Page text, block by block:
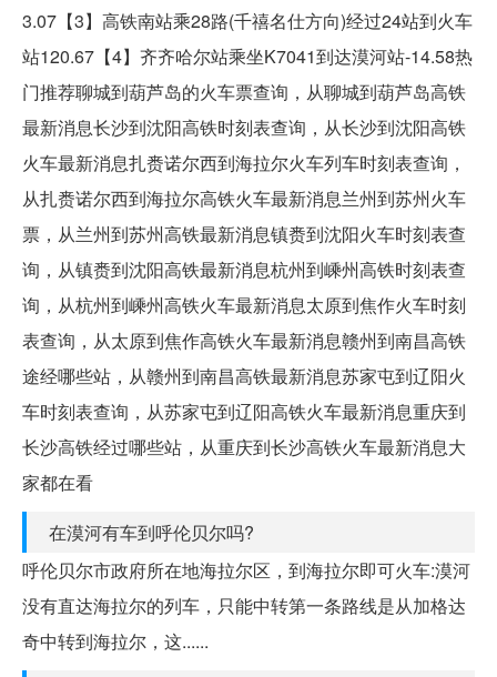
3.07【3】高铁南站乘28路(千禧名仕方向)经过24站到火车
站120.67【4】齐齐哈尔站乘坐K7041到达漠河站-14.58热
门推荐聊城到葫芦岛的火车票查询，从聊城到葫芦岛高铁
最新消息长沙到沈阳高铁时刻表查询，从长沙到沈阳高铁
火车最新消息扎赉诺尔西到海拉尔火车列车时刻表查询，
从扎赉诺尔西到海拉尔高铁火车最新消息兰州到苏州火车
票，从兰州到苏州高铁最新消息镇赉到沈阳火车时刻表查
询，从镇赉到沈阳高铁最新消息杭州到嵊州高铁时刻表查
询，从杭州到嵊州高铁火车最新消息太原到焦作火车时刻
表查询，从太原到焦作高铁火车最新消息赣州到南昌高铁
途经哪些站，从赣州到南昌高铁最新消息苏家屯到辽阳火
车时刻表查询，从苏家屯到辽阳高铁火车最新消息重庆到
长沙高铁经过哪些站，从重庆到长沙高铁火车最新消息大
家都在看
在漠河有车到呼伦贝尔吗?
呼伦贝尔市政府所在地海拉尔区，到海拉尔即可火车:漠河
没有直达海拉尔的列车，只能中转第一条路线是从加格达
奇中转到海拉尔，这......